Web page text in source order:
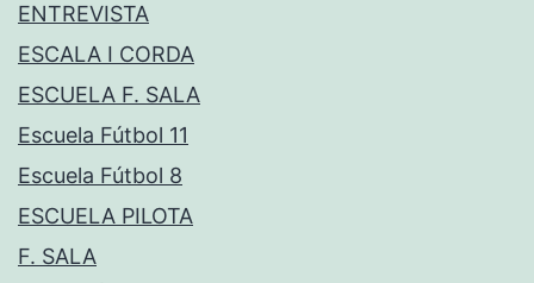
ENTREVISTA
ESCALA I CORDA
ESCUELA F. SALA
Escuela Fútbol 11
Escuela Fútbol 8
ESCUELA PILOTA
F. SALA